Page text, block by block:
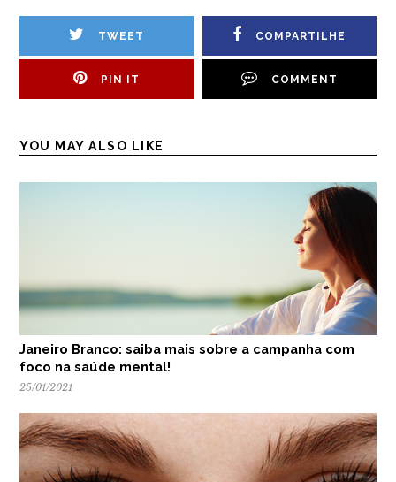
TWEET COMPARTILHE
PIN IT COMMENT
YOU MAY ALSO LIKE
Janeiro Branco: saiba mais sobre a campanha com
foco na saúde mental!
25/01/2021